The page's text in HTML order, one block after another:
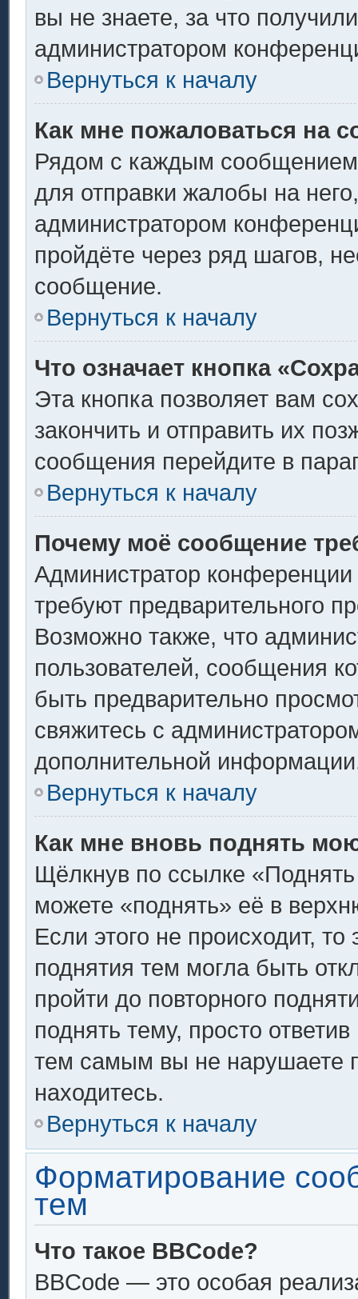
вы не знаете, за что
администратором
Вернуться к началу
Как мне пожаловаться на
Рядом с каждым сообщением
для отправки жалобы на
администратором
пройдёте через ряд шагов,
сообщение.
Вернуться к началу
Что означает кнопка
Эта кнопка позволяет вам
закончить и отправить их
сообщения перейдите в
Вернуться к началу
Почему моё сообщение
Администратор
требуют предварительного
Возможно также, что
пользователей, сообщения
быть предварительно
свяжитесь с
дополнительной
Вернуться к началу
Как мне вновь поднять
Щёлкнув по ссылке
можете «поднять» её в
Если этого не происходит, то
поднятия тем могла быть
пройти до повторного
поднять тему, просто
тем самым вы не нарушаете
находитесь.
Вернуться к началу
Форматирование
тем
Что такое BBCode?
BBCode — это особая